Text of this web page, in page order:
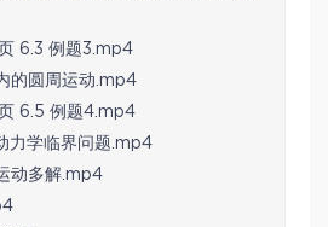
6.3 例题3.mp4
的圆周运动.mp4
6.5 例题4.mp4
力学临界问题.mp4
动多解.mp4